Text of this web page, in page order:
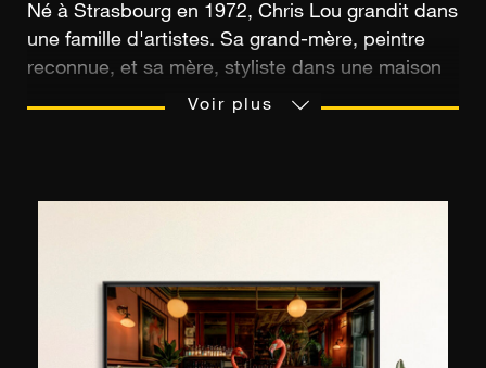
Né à Strasbourg en 1972, Chris Lou grandit dans
une famille d'artistes. Sa grand-mère, peintre
reconnue, et sa mère, styliste dans une maison
de haute couture, attisent son intérêt pour
créativité s’exprimer à travers des projets
personnels. Argentique ou numérique, derrière
son objectif, il capture des images uniques
Voir plus